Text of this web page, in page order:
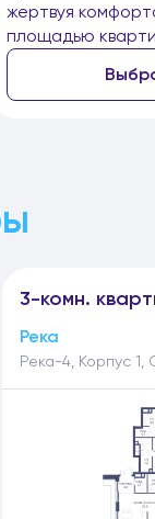
жертвуя
площадью
3-комн.
Река
Река-4, Корпус 1,